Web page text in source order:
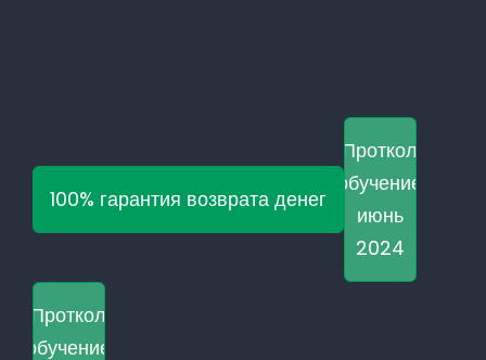
100% гарантия возврата денег
Проткол
обучение
июнь
2024
Проткол
обучение